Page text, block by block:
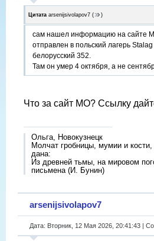
Цитата arsenijsivolapov7 ( )
сам нашел информацию на сайте
отправлен в польский лагерь
белорусский 352.
Там он умер 4 октября, а не
Что за сайт МО? Ссылку
Ольга, Новокузнецк
Молчат гробницы, мумии и
дана:
Из древней тьмы, на мировом
письмена (И. Бунин)
arsenijsivolapov7
Дата: Вторник, 12 Мая 2026, 20:41:43 |